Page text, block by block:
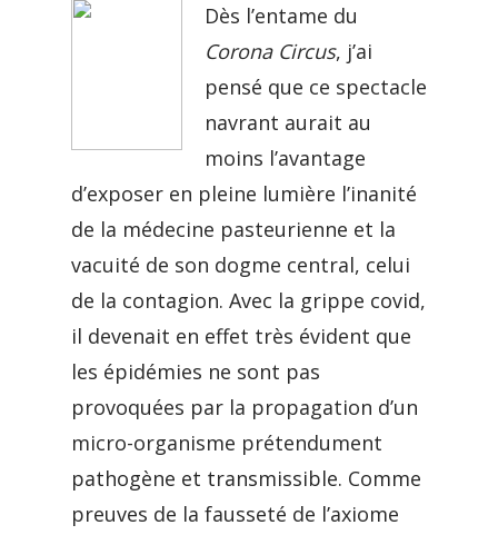
Dès l’entame du
Corona Circus, j’ai
pensé que ce spectacle
navrant aurait au
moins l’avantage
d’exposer en pleine lumière l’inanité
de la médecine pasteurienne et la
vacuité de son dogme central, celui
de la contagion. Avec la grippe covid,
il devenait en effet très évident que
les épidémies ne sont pas
provoquées par la propagation d’un
micro-organisme prétendument
pathogène et transmissible. Comme
preuves de la fausseté de l’axiome